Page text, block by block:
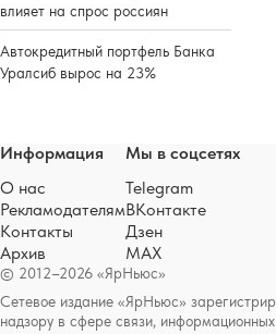
влияет на спрос россиян
Автокредитный портфель Банка
Уралсиб вырос на 23%
© 2012–2026 «ЯрНьюс»
Сетевое издание «ЯрНьюс»
надзору в сфере связи,
Информация
О нас
Рекламодателям
Контакты
Архив
Мы в соцсетях
Telegram
ВКонтакте
Дзен
MAX